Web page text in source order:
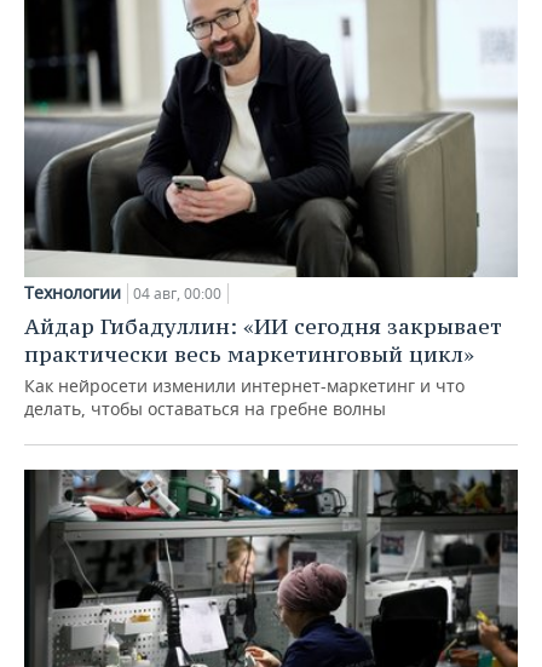
Технологии 04 авг, 00:00
Айдар Гибадуллин: «ИИ сегодня закрывает
практически весь маркетинговый цикл»
Как нейросети изменили интернет-маркетинг и что
делать, чтобы оставаться на гребне волны